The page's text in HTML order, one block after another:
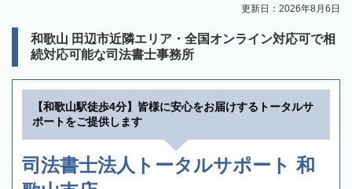
更新日：2026年8月6日
和歌山 田辺市近隣エリア・全国オンライン対応可で相
続対応可能な司法書士事務所
【和歌山駅徒歩4分】皆様に安心をお届けするトータルサ
ポートをご提供します
司法書士法人トータルサポート 和